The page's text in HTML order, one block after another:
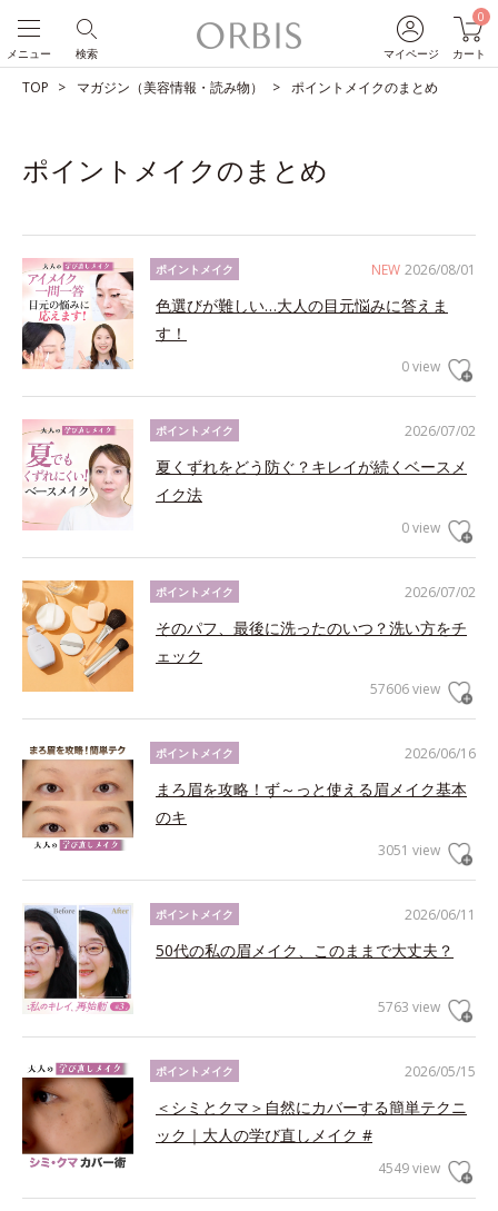
マイページ
0
カート
検索
メニュー
TOP マガジン（美容情報・読み物） ポイントメイクのまとめ
ポイントメイクのまとめ
NEW 2026/08/01
ポイントメイク
色選びが難しい…大人の目元悩みに答えま
す！
0 view
2026/07/02
ポイントメイク
夏くずれをどう防ぐ？キレイが続くベースメ
イク法
0 view
2026/07/02
ポイントメイク
そのパフ、最後に洗ったのいつ？洗い方をチ
ェック
57606 view
2026/06/16
ポイントメイク
まろ眉を攻略！ず～っと使える眉メイク基本
のキ
3051 view
2026/06/11
ポイントメイク
50代の私の眉メイク、このままで大丈夫？
5763 view
2026/05/15
ポイントメイク
＜シミとクマ＞自然にカバーする簡単テクニ
ック｜大人の学び直しメイク #
4549 view